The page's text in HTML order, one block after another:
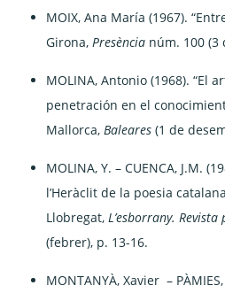
MOIX, Ana María (1967).
Girona,Presència núm. 100 (3
MOLINA, Antonio (1968). “El
penetración en el
Mallorca,Baleares(1 de
MOLINA, Y. – CUENCA, J.M.
l’Heràclit de la poesia
Llobregat,L’esborrany.
(febrer), p. 13-16.
MONTANYÀ, Xavier –